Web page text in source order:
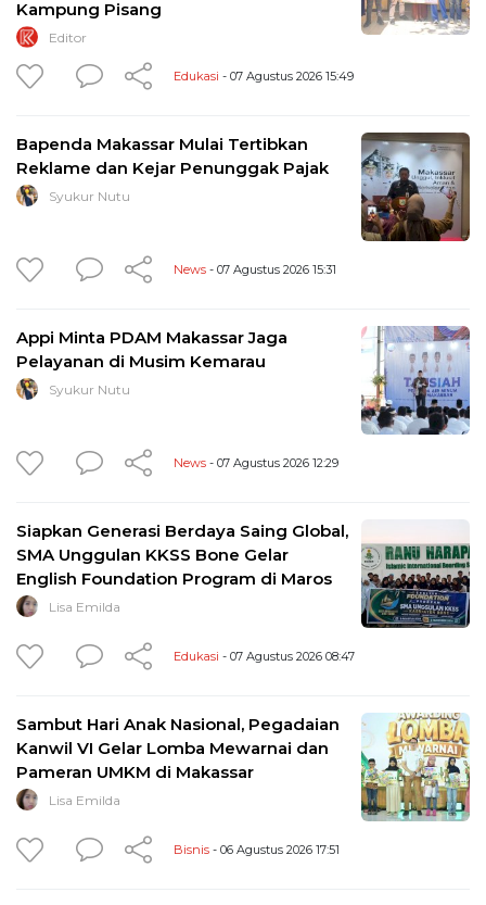
Kampung Pisang
Editor
Edukasi - 07 Agustus 2026 15:49
Bapenda Makassar Mulai Tertibkan
Reklame dan Kejar Penunggak Pajak
Syukur Nutu
News - 07 Agustus 2026 15:31
Appi Minta PDAM Makassar Jaga
Pelayanan di Musim Kemarau
Syukur Nutu
News - 07 Agustus 2026 12:29
Siapkan Generasi Berdaya Saing Global,
SMA Unggulan KKSS Bone Gelar
English Foundation Program di Maros
Lisa Emilda
Edukasi - 07 Agustus 2026 08:47
Sambut Hari Anak Nasional, Pegadaian
Kanwil VI Gelar Lomba Mewarnai dan
Pameran UMKM di Makassar
Lisa Emilda
Bisnis - 06 Agustus 2026 17:51